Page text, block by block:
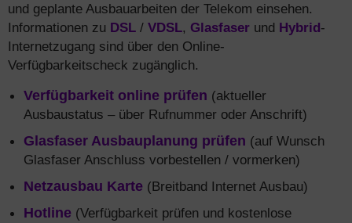
und geplante Ausbauarbeiten der Telekom einsehen.
Informationen zu DSL / VDSL, Glasfaser und Hybrid-
Internetzugang sind über den Online-
Verfügbarkeitscheck zugänglich.
Verfügbarkeit online prüfen (aktueller
Ausbaustatus – über Rufnummer oder Anschrift)
Glasfaser Ausbauplanung prüfen (auf Wunsch
Glasfaser Anschluss vorbestellen / vormerken)
Netzausbau Karte (Breitband Internet Ausbau)
Hotline (Verfügbarkeit prüfen und kostenlose